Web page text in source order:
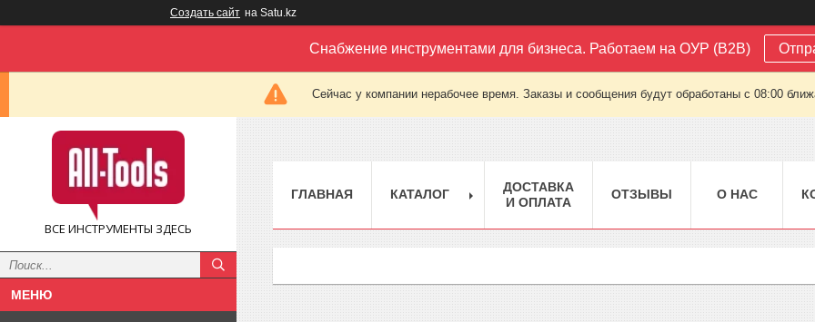
Создать сайт на Satu.kz
Снабжение инструментами для бизнеса. Работаем на ОУР (B2B)
Сейчас у компании нерабочее время. Заказы и сообщения будут обработаны с 08:00
ВСЕ ИНСТРУМЕНТЫ ЗДЕСЬ
ГЛАВНАЯ КАТАЛОГ
ДОСТАВКА
И ОПЛАТА
ОТЗЫВЫ О НАС